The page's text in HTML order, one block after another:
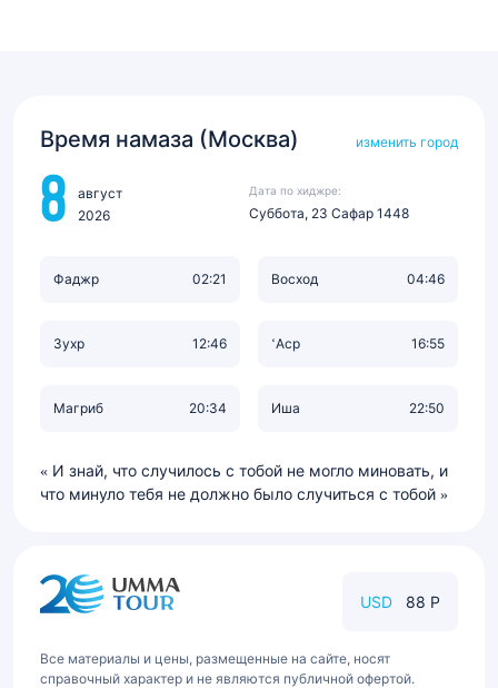
Время намаза (Москва) изменить город
8
август
2026
Дата по хиджре:
Суббота, 23 Сафар 1448
Фаджр 02:21 Восход 04:46
Зухр 12:46 ‘Аср 16:55
Магриб 20:34 Иша 22:50
И знай, что случилось с тобой не могло миновать, и
что минуло тебя не должно было случиться с тобой
USD 88 Р
Все материалы и цены, размещенные на сайте, носят
справочный характер и не являются публичной офертой.